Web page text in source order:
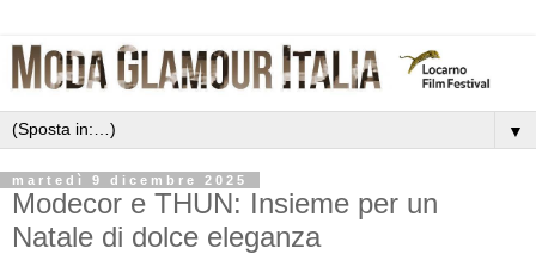
▼
martedì 9 dicembre 2025
Modecor e THUN: Insieme per un
Natale di dolce eleganza